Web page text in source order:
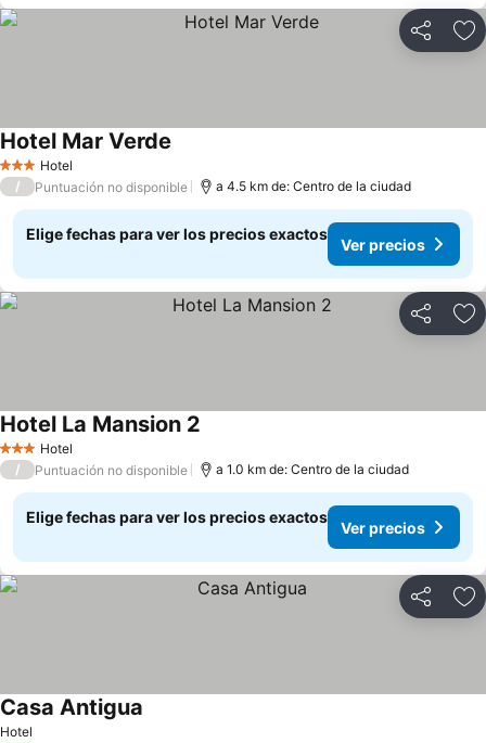
Compartir
3 Estrellas
Hotel
Hotel Mar Verde
/ Puntuación no disponible a 4.5 km de: Centro de la ciudad
Elige fechas para ver los precios exactos
Ver precios
Compartir
3 Estrellas
Hotel
Hotel La Mansion 2
/ Puntuación no disponible a 1.0 km de: Centro de la ciudad
Elige fechas para ver los precios exactos
Ver precios
Compartir
Hotel
Casa Antigua